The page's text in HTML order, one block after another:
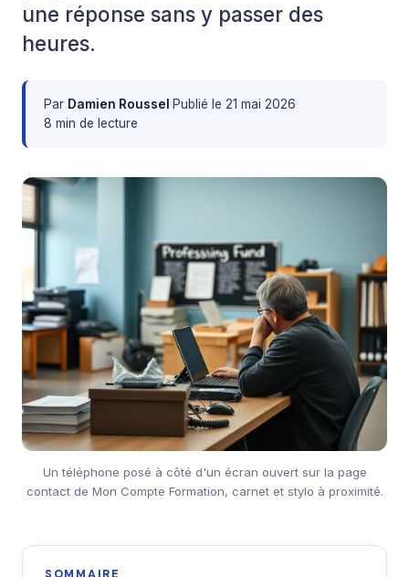
une réponse sans y passer des
heures.
Par Damien Roussel·Publié le 21 mai 2026·
8 min de lecture
Un téléphone posé à côté d'un écran ouvert sur la page
contact de Mon Compte Formation, carnet et stylo à proximité.